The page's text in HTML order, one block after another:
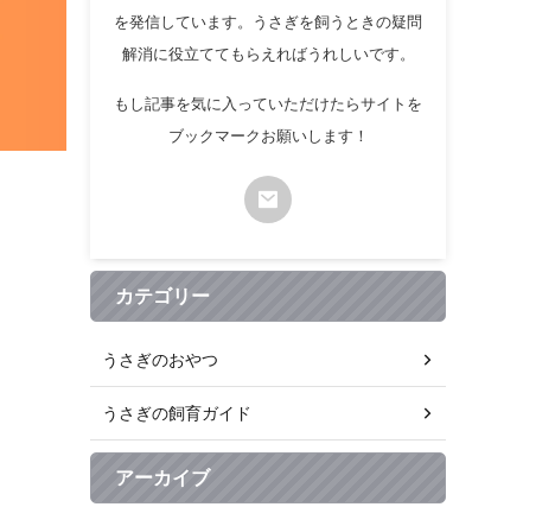
を発信しています。うさぎを飼うときの疑問
解消に役立ててもらえればうれしいです。
もし記事を気に入っていただけたらサイトを
ブックマークお願いします！
カテゴリー
うさぎのおやつ
うさぎの飼育ガイド
アーカイブ